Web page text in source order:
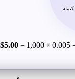
$5.00